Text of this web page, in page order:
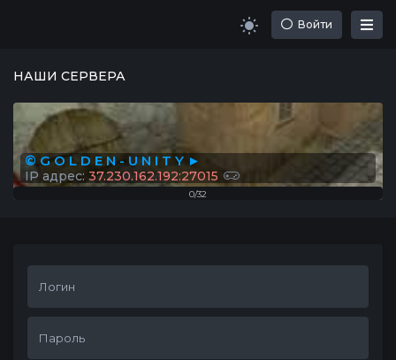
Войти
НАШИ СЕРВЕРА
© G O L D E N - U N I T Y ►
IP адрес: 37.230.162.192:27015
0/32